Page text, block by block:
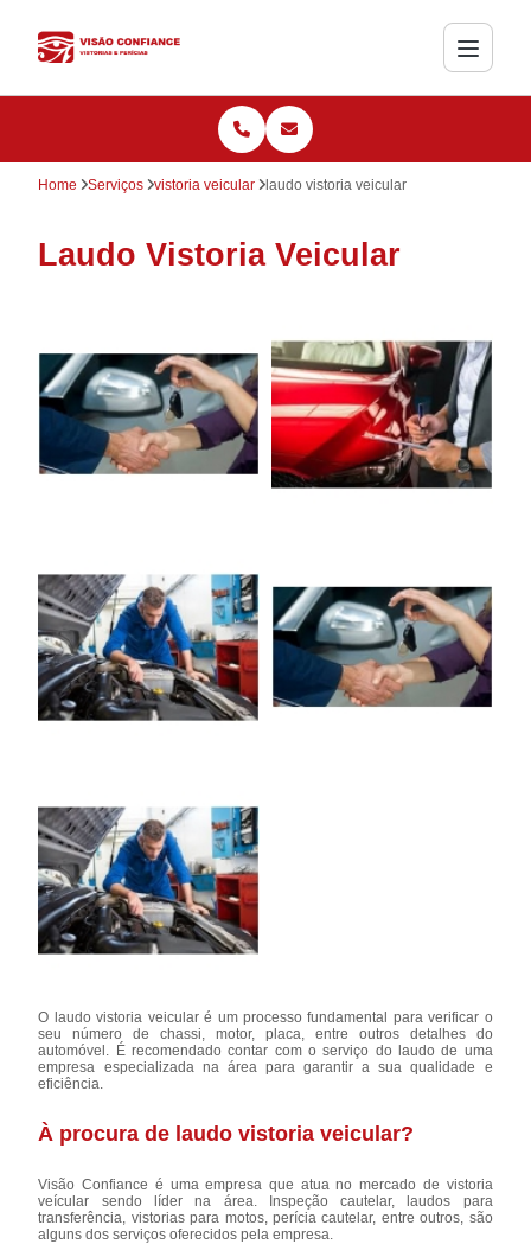
Home Serviços vistoria veicular laudo vistoria veicular
Laudo Vistoria Veicular
O laudo vistoria veicular é um processo fundamental para verificar o
seu número de chassi, motor, placa, entre outros detalhes do
automóvel. É recomendado contar com o serviço do laudo de uma
empresa especializada na área para garantir a sua qualidade e
eficiência.
À procura de laudo vistoria veicular?
Visão Confiance é uma empresa que atua no mercado de vistoria
veícular sendo líder na área. Inspeção cautelar, laudos para
transferência, vistorias para motos, perícia cautelar, entre outros, são
alguns dos serviços oferecidos pela empresa.